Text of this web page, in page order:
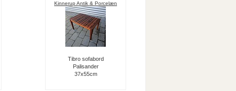
Kinnerup Antik & Porcelæn
Tibro sofabord
Palisander
37x55cm